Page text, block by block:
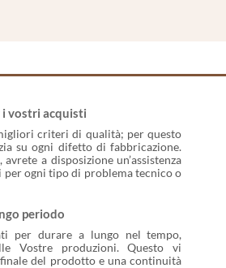
i vostri acquisti
criteri di qualità; per questo
su ogni difetto di fabbricazione.
a disposizione un’assistenza
ogni tipo di problema tecnico o
periodo
per durare a lungo nel tempo,
Vostre produzioni. Questo vi
del prodotto e una continuità